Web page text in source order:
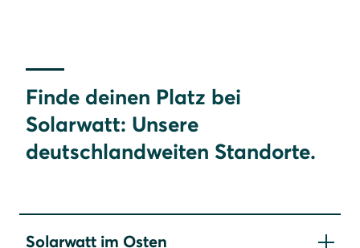
Finde deinen Platz bei
Solarwatt: Unsere
deutschlandweiten Standorte.
Solarwatt im Osten